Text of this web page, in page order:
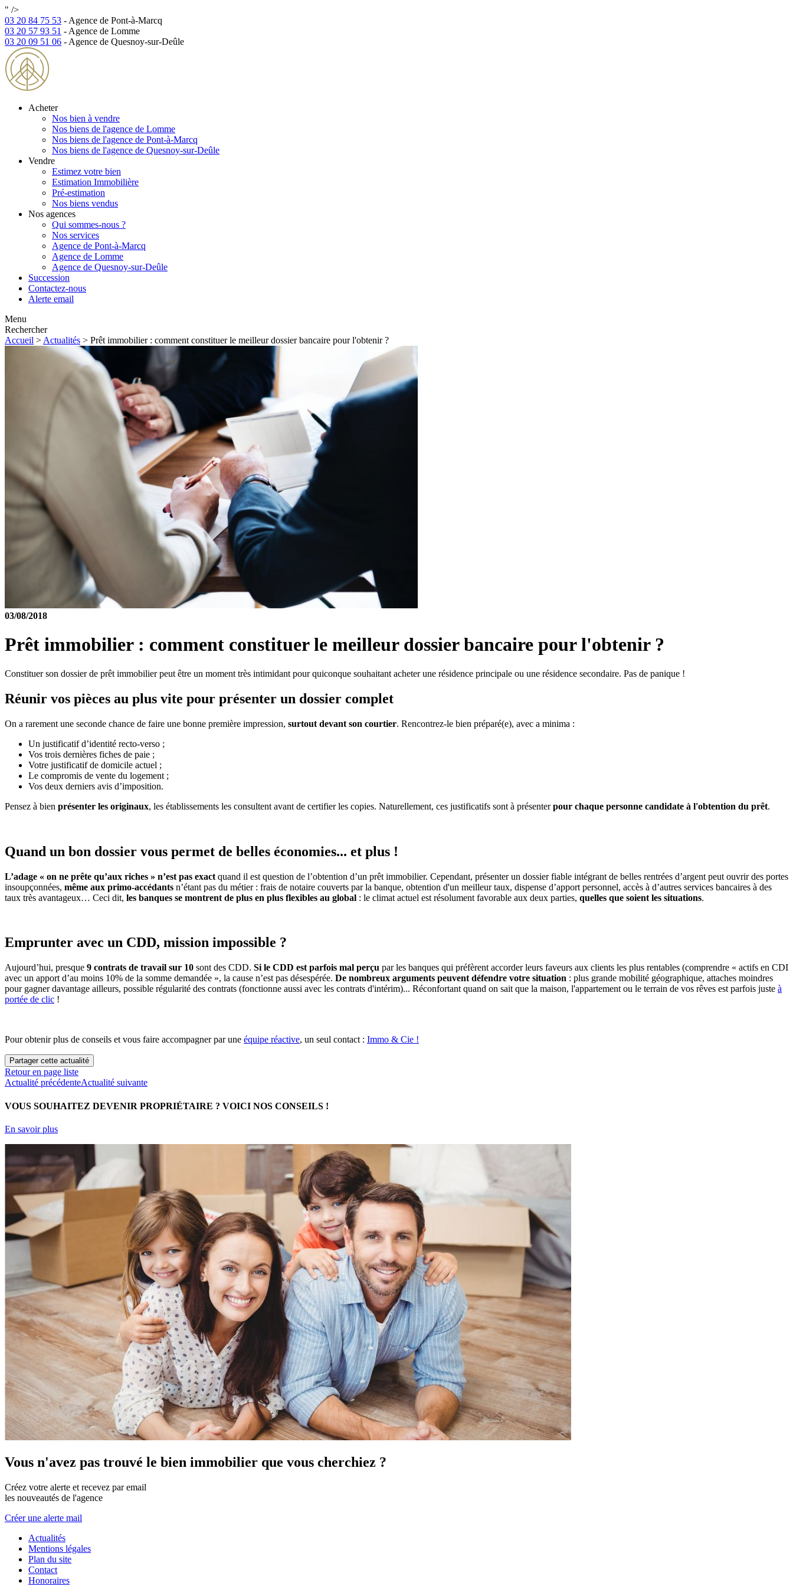
" />
03 20 84 75 53 - Agence de Pont-à-Marcq
03 20 57 93 51 - Agence de Lomme
03 20 09 51 06 - Agence de Quesnoy-sur-Deûle
Acheter
Nos bien à vendre
Nos biens de l'agence de Lomme
Nos biens de l'agence de Pont-à-Marcq
Nos biens de l'agence de Quesnoy-sur-Deûle
Vendre
Estimez votre bien
Estimation Immobilière
Pré-estimation
Nos biens vendus
Nos agences
Qui sommes-nous ?
Nos services
Agence de Pont-à-Marcq
Agence de Lomme
Agence de Quesnoy-sur-Deûle
Succession
Contactez-nous
Alerte email
Menu
Rechercher
Accueil > Actualités > Prêt immobilier : comment constituer le meilleur dossier bancaire pour l'obtenir ?
03/08/2018
Prêt immobilier : comment constituer le meilleur dossier bancaire pour l'obtenir ?
Constituer son dossier de prêt immobilier peut être un moment très intimidant pour quiconque souhaitant acheter une résidence principale ou une résidence secondaire. Pas de panique !
Réunir vos pièces au plus vite pour présenter un dossier complet
On a rarement une seconde chance de faire une bonne première impression, surtout devant son courtier. Rencontrez-le bien préparé(e), avec a minima :
Un justificatif d’identité recto-verso ;
Vos trois dernières fiches de paie ;
Votre justificatif de domicile actuel ;
Le compromis de vente du logement ;
Vos deux derniers avis d’imposition.
Pensez à bien présenter les originaux, les établissements les consultent avant de certifier les copies. Naturellement, ces justificatifs sont à présenterpour chaque personne candidate à l'obtention du prêt.
Quand un bon dossier vous permet de belles économies... et plus !
L’adage « on ne prête qu’aux riches » n’est pas exact quand il est question de l’obtention d’un prêt immobilier. Cependant, présenter un dossier fiable intégrant de belles rentrées d’argent peut ouvrir des portes
insoupçonnées, même aux primo-accédants n’étant pas du métier : frais de notaire couverts par la banque, obtention d'un meilleur taux, dispense d’apport personnel, accès à d’autres services bancaires à des
taux très avantageux… Ceci dit, les banques se montrent de plus en plus flexibles au global : le climat actuel est résolument favorable aux deux parties, quelles que soient les situations.
Emprunter avec un CDD, mission impossible ?
Aujourd’hui, presque 9 contrats de travail sur 10 sont des CDD. Si le CDD est parfois mal perçu par les banques qui préfèrent accorder leurs faveurs aux clients les plus rentables (comprendre « actifs en CDI
avec un apport d’au moins 10% de la somme demandée », la cause n’est pas désespérée. De nombreux arguments peuvent défendre votre situation : plus grande mobilité géographique, attaches moindres
pour gagner davantage ailleurs, possible régularité des contrats (fonctionne aussi avec les contrats d'intérim)... Réconfortant quand on sait que la maison, l'appartement ou le terrain de vos rêves est parfois juste à
portée de clic !
Pour obtenir plus de conseils et vous faire accompagner par une équipe réactive, un seul contact : Immo & Cie !
Partager cette actualité
Retour en page liste
Actualité précédenteActualité suivante
VOUS SOUHAITEZ DEVENIR PROPRIÉTAIRE ? VOICI NOS CONSEILS !
En savoir plus
Vous n'avez pas trouvé le bien immobilier que vous cherchiez ?
Créez votre alerte et recevez par email
les nouveautés de l'agence
Créer une alerte mail
Actualités
Mentions légales
Plan du site
Contact
Honoraires